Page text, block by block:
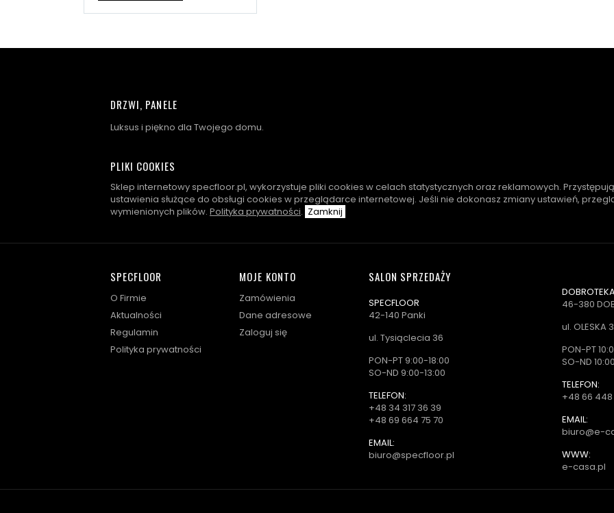
DRZWI, PANELE
Luksus i piękno dla Twojego domu.
PLIKI COOKIES
Sklep internetowy specfloor.pl, wykorzystuje pliki cookies w celach statystycznych oraz reklamowych.
ustawienia służące do obsługi cookies w przeglądarce internetowej. Jeśli nie dokonasz zmiany ustawień,
wymienionych plików. Polityka prywatności. Zamknij
SPECFLOOR
O Firmie
Aktualności
Regulamin
Polityka prywatności
MOJE KONTO
Zamówienia
Dane adresowe
Zaloguj się
SALON SPRZEDAŻY
SPECFLOOR
42-140 Panki
ul. Tysiąclecia 36
PON-PT 9:00-18:00
SO-ND 9:00-13:00
TELEFON:
+48 34 317 36 39
+48 69 664 75 70
EMAIL:
biuro@specfloor.pl
46-380
ul. OLESKA
PON-PT
SO-ND
TELEFON:
+48 66
EMAIL:
biuro@e-
WWW:
e-casa.pl